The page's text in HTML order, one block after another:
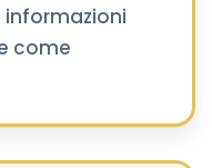
informazioni
come